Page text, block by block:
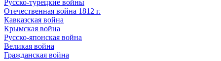
Русско-турецкие войны
Отечественная война 1812 г.
Кавказская война
Крымская война
Русско-японская война
Великая война
Гражданская война